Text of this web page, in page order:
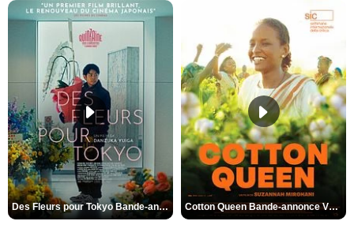
Des Fleurs pour Tokyo Bande-annonce VO STFR Cotton Queen Bande-annonce VO STFR